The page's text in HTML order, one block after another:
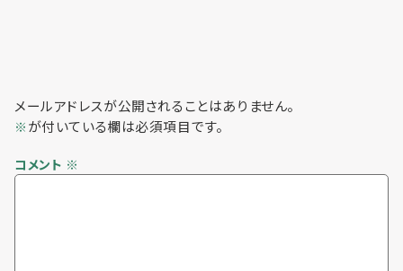
メールアドレスが公開されることはありません。
※ が付いている欄は必須項目です。
コメント ※